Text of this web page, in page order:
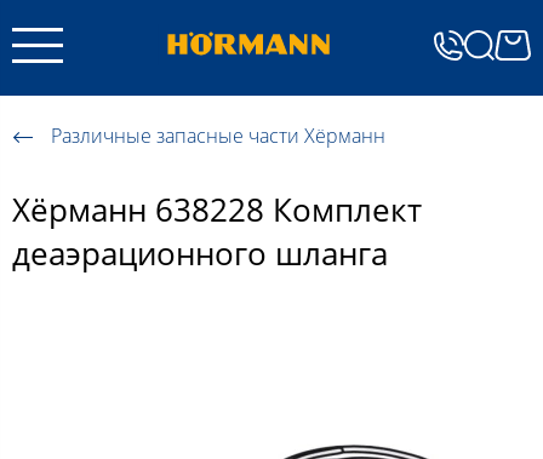
Различные запасные части Хёрманн
Хёрманн 638228 Комплект
деаэрационного шланга